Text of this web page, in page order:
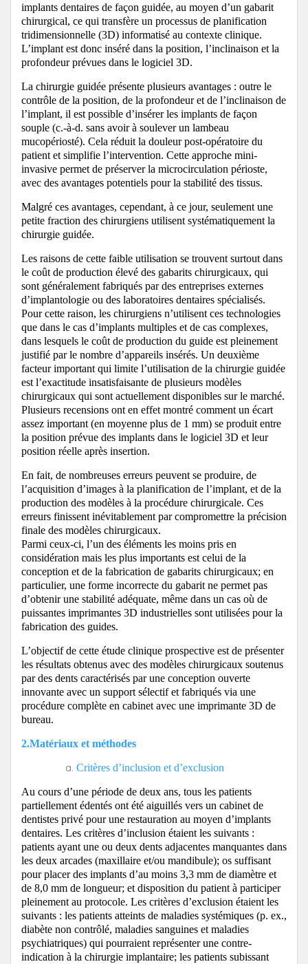
implants dentaires de façon guidée, au moyen d’un gabarit
chirurgical, ce qui transfère un processus de planification
tridimensionnelle (3D) informatisé au contexte clinique.
L’implant est donc inséré dans la position, l’inclinaison et la
profondeur prévues dans le logiciel 3D.
La chirurgie guidée présente plusieurs avantages : outre le
contrôle de la position, de la profondeur et de l’inclinaison de
l’implant, il est possible d’insérer les implants de façon
souple (c.-à-d. sans avoir à soulever un lambeau
mucopériosté). Cela réduit la douleur post-opératoire du
patient et simplifie l’intervention. Cette approche mini-
invasive permet de préserver la microcirculation périoste,
avec des avantages potentiels pour la stabilité des tissus.
Malgré ces avantages, cependant, à ce jour, seulement une
petite fraction des chirurgiens utilisent systématiquement la
chirurgie guidée.
Les raisons de cette faible utilisation se trouvent surtout dans
le coût de production élevé des gabarits chirurgicaux, qui
sont généralement fabriqués par des entreprises externes
d’implantologie ou des laboratoires dentaires spécialisés.
Pour cette raison, les chirurgiens n’utilisent ces technologies
que dans le cas d’implants multiples et de cas complexes,
dans lesquels le coût de production du guide est pleinement
justifié par le nombre d’appareils insérés. Un deuxième
facteur important qui limite l’utilisation de la chirurgie guidée
est l’exactitude insatisfaisante de plusieurs modèles
chirurgicaux qui sont actuellement disponibles sur le marché.
Plusieurs recensions ont en effet montré comment un écart
assez important (en moyenne plus de 1 mm) se produit entre
la position prévue des implants dans le logiciel 3D et leur
position réelle après insertion.
En fait, de nombreuses erreurs peuvent se produire, de
l’acquisition d’images à la planification de l’implant, et de la
production des modèles à la procédure chirurgicale. Ces
erreurs finissent inévitablement par compromettre la précision
finale des modèles chirurgicaux.
Parmi ceux-ci, l’un des éléments les moins pris en
considération mais les plus importants est celui de la
conception et de la fabrication de gabarits chirurgicaux; en
particulier, une forme incorrecte du gabarit ne permet pas
d’obtenir une stabilité adéquate, même dans un cas où de
puissantes imprimantes 3D industrielles sont utilisées pour la
fabrication des guides.
L’objectif de cette étude clinique prospective est de présenter
les résultats obtenus avec des modèles chirurgicaux soutenus
par des dents caractérisés par une conception ouverte
innovante avec un support sélectif et fabriqués via une
procédure complète en cabinet avec une imprimante 3D de
bureau.
2.Matériaux et méthodes
Critères d’inclusion et d’exclusion
Au cours d’une période de deux ans, tous les patients
partiellement édentés ont été aiguillés vers un cabinet de
dentistes privé pour une restauration au moyen d’implants
dentaires. Les critères d’inclusion étaient les suivants :
patients ayant une ou deux dents adjacentes manquantes dans
les deux arcades (maxillaire et/ou mandibule); os suffisant
pour placer des implants d’au moins 3,3 mm de diamètre et
de 8,0 mm de longueur; et disposition du patient à participer
pleinement au protocole. Les critères d’exclusion étaient les
suivants : les patients atteints de maladies systémiques (p. ex.,
diabète non contrôlé, maladies sanguines et maladies
psychiatriques) qui pourraient représenter une contre-
indication à la chirurgie implantaire; les patients subissant